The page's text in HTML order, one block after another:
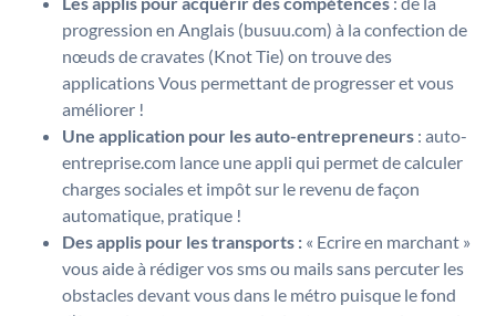
progression en Anglais (busuu.com) à la confection de
nœuds de cravates (Knot Tie) on trouve des
applications Vous permettant de progresser et vous
améliorer !
Une application pour les auto-entrepreneurs : auto-
entreprise.com lance une appli qui permet de calculer
charges sociales et impôt sur le revenu de façon
automatique, pratique !
Des applis pour les transports : « Ecrire en marchant »
vous aide à rédiger vos sms ou mails sans percuter les
obstacles devant vous dans le métro puisque le fond